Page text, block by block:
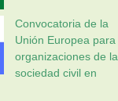
Convocatoria de la
Unión Europea para
organizaciones de la
sociedad civil en